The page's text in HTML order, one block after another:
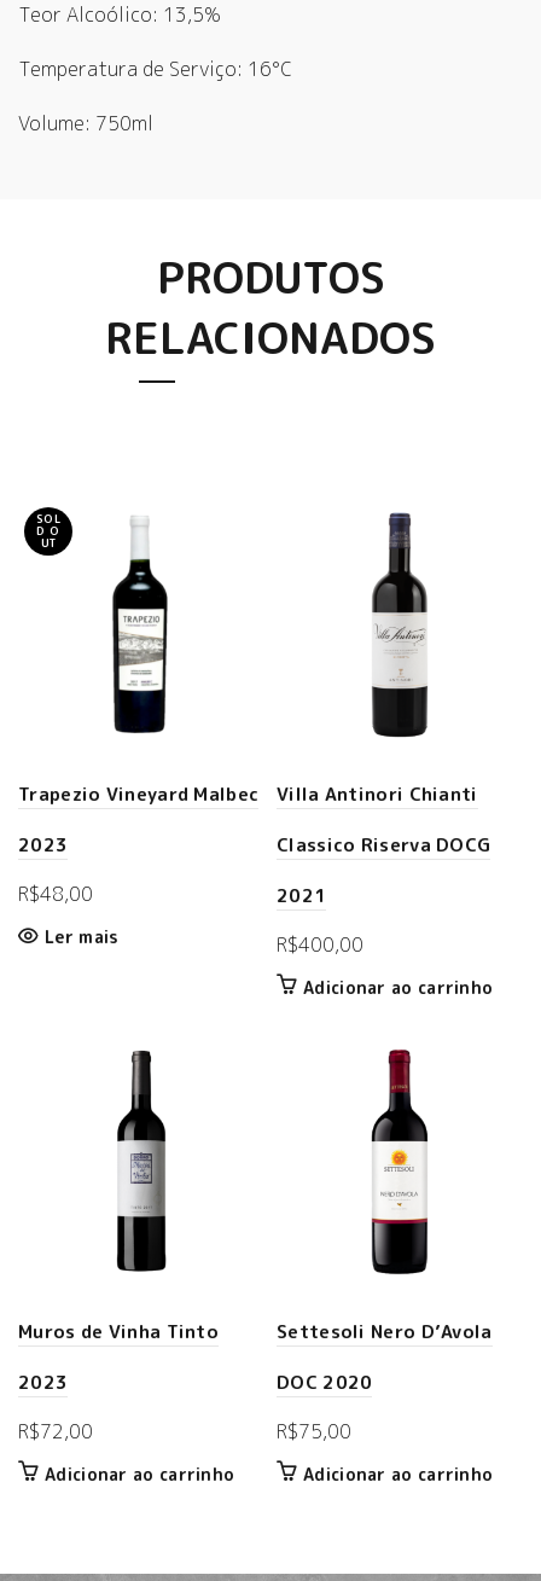
Teor Alcoólico: 13,5%
Temperatura de Serviço: 16°C
Volume: 750ml
PRODUTOS
RELACIONADOS
SOL
D O
UT
Trapezio Vineyard Malbec
2023
R$48,00
Ler mais
Villa Antinori Chianti
Classico Riserva DOCG
2021
R$400,00
Adicionar ao carrinho
Muros de Vinha Tinto
2023
R$72,00
Adicionar ao carrinho
Settesoli Nero D’Avola
DOC 2020
R$75,00
Adicionar ao carrinho